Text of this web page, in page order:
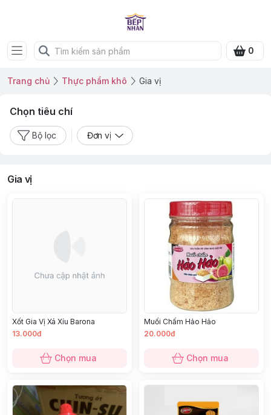
0
Trang chủ Thực phẩm khô Gia vị
Chọn tiêu chí
Bộ lọc Đơn vị
Gia vị
Xốt Gia Vị Xá Xíu Barona
13.000đ
Chọn mua
Muối Chấm Hảo Hảo
20.000đ
Chọn mua